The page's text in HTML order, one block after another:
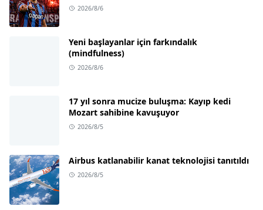
2026/8/6
Yeni başlayanlar için farkındalık
(mindfulness)
2026/8/6
17 yıl sonra mucize buluşma: Kayıp kedi
Mozart sahibine kavuşuyor
2026/8/5
Airbus katlanabilir kanat teknolojisi tanıtıldı
2026/8/5